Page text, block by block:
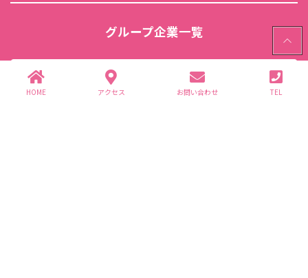
グループ企業一覧
(株)ありが園・(株)ライフ商事
HOME アクセス お問い合わせ TEL